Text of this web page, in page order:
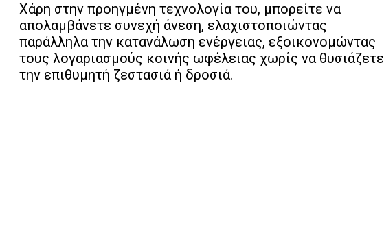
Χάρη στην προηγμένη τεχνολογία του, μπορείτε να
απολαμβάνετε συνεχή άνεση, ελαχιστοποιώντας
παράλληλα την κατανάλωση ενέργειας, εξοικονομώντας
τους λογαριασμούς κοινής ωφέλειας χωρίς να θυσιάζετε
την επιθυμητή ζεστασιά ή δροσιά.